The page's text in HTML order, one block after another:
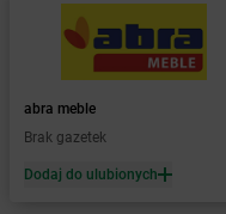
Baranowo
Barcin
Żabka Barczewo
Żabka Bardo
Żabka Barlinek
Żabka Barniewice
abra meble
Brak gazetek
Dodaj do ulubionych